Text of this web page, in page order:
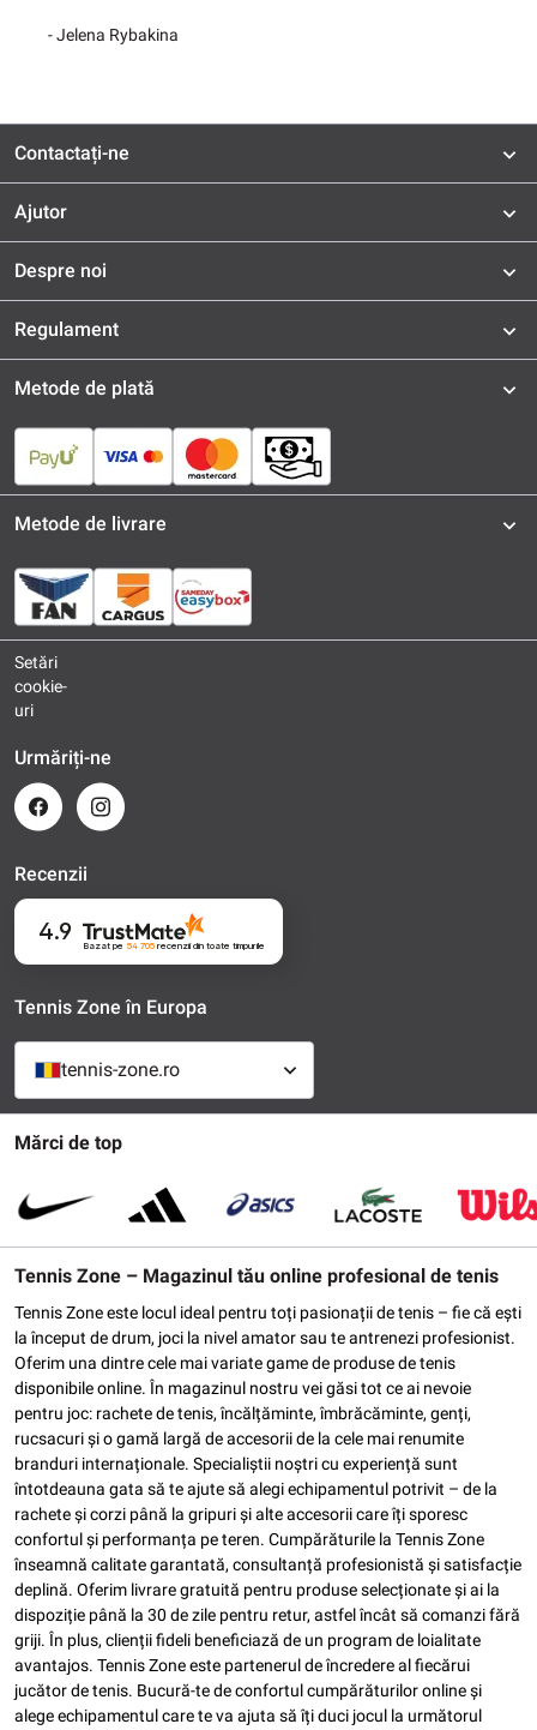
- Jelena Rybakina
Contactați-ne
Ajutor
Despre noi
Regulament
Mărci de top
Tennis Zone – Magazinul tău online profesional de tenis
Tennis Zone este locul ideal pentru toți pasionații de tenis – fie că ești
la început de drum, joci la nivel amator sau te antrenezi profesionist.
Oferim una dintre cele mai variate game de produse de tenis
disponibile online. În magazinul nostru vei găsi tot ce ai nevoie
pentru joc: rachete de tenis, încălțăminte, îmbrăcăminte, genți,
rucsacuri și o gamă largă de accesorii de la cele mai renumite
branduri internaționale. Specialiștii noștri cu experiență sunt
întotdeauna gata să te ajute să alegi echipamentul potrivit – de la
rachete și corzi până la gripuri și alte accesorii care îți sporesc
confortul și performanța pe teren. Cumpărăturile la Tennis Zone
înseamnă calitate garantată, consultanță profesionistă și satisfacție
deplină. Oferim livrare gratuită pentru produse selecționate și ai la
dispoziție până la 30 de zile pentru retur, astfel încât să comanzi fără
griji. În plus, clienții fideli beneficiază de un program de loialitate
avantajos. Tennis Zone este partenerul de încredere al fiecărui
jucător de tenis. Bucură-te de confortul cumpărăturilor online și
alege echipamentul care te va ajuta să îți duci jocul la următorul
Metode de plată
Metode de livrare
Setări
cookie-
uri
Urmăriți-ne
Recenzii
4.9
Bazat pe 54 705recenziidin toate timpurile
Tennis Zone în Europa
tennis-zone.ro